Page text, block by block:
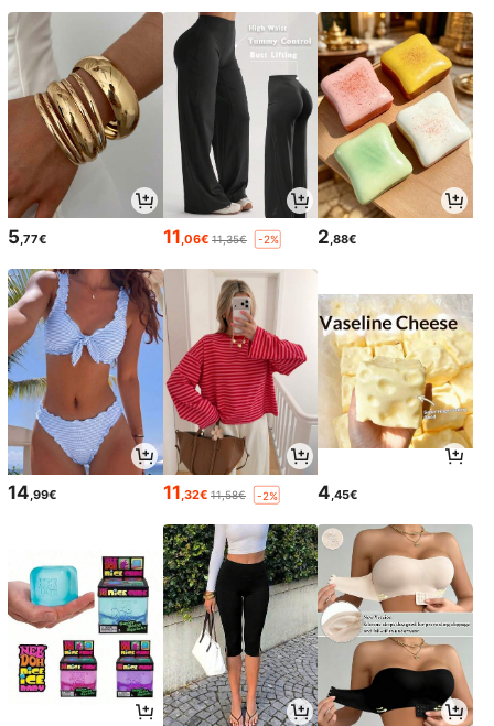
5 ,77€ 11 ,06€ 11,35€ -2% 2 ,88€
14 ,99€ 11 ,32€ 11,58€ -2% 4 ,45€